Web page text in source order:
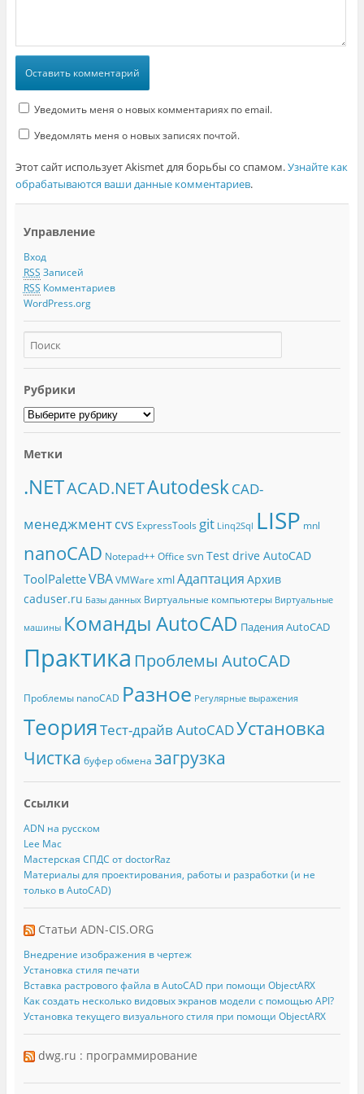
Уведомить меня о новых комментариях по email.
Уведомлять меня о новых записях почтой.
Этот сайт использует Akismet для борьбы со спамом.Узнайте как
обрабатываются ваши данные комментариев.
Управление
Вход
RSS Записей
RSS Комментариев
WordPress.org
Рубрики
Метки
.NETACAD.NETAutodeskCAD-
менеджмент cvs ExpressTools git Linq2Sql LISP mnl
nanoCAD Notepad++ Office svn Test drive AutoCAD
ToolPaletteVBA VMWare xmlАдаптация Архив
caduser.ru Базы данных Виртуальные компьютеры Виртуальные
машины Команды AutoCAD Падения AutoCAD
Практика Проблемы AutoCAD
Проблемы nanoCAD Разное Регулярные выражения
ТеорияТест-драйв AutoCADУстановка
Чистка буфер обмена загрузка
Ссылки
ADN на русском
Lee Mac
Мастерская СПДС от doctorRaz
Материалы для проектирования, работы и разработки (и не
только в AutoCAD)
Статьи ADN-CIS.ORG
Внедрение изображения в чертеж
Установка стиля печати
Вставка растрового файла в AutoCAD при помощи ObjectARX
Как создать несколько видовых экранов модели с помощью API?
Установка текущего визуального стиля при помощи ObjectARX
dwg.ru : программирование